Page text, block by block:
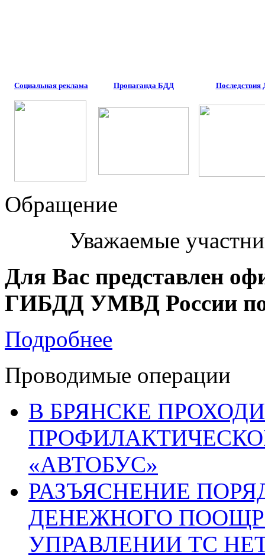
Социальная реклама Пропаганда БДД
Обращение
Уважаемые
Для Вас представлен
ГИБДД УМВД России по
Подробнее
Проводимые операции
В БРЯНСКЕ
«АВТОБУС»
РАЗЪЯСНЕНИЕ
ДЕНЕЖНОГО
УПРАВЛЕНИИ ТС